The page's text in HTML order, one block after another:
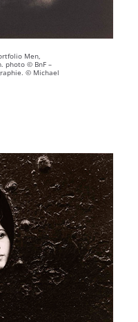
Men,
photo © BnF –
© Michael